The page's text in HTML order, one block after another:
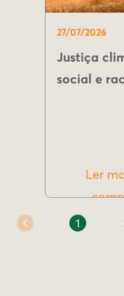
27/07/2026
Justiça
social e
Ler
1